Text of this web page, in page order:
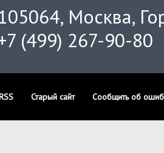
Москва,
(499) 267-90-80
Старый сайт Сообщить об